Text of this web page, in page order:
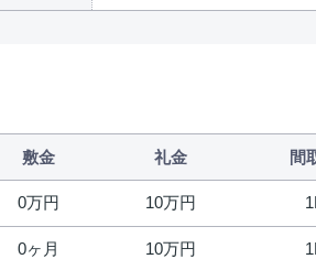
敷金 礼金 間
0万円 10万円
0ヶ月 10万円